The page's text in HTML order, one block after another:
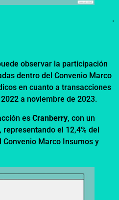
.
observar la participación
dentro del Convenio Marco
en cuanto a transacciones
a noviembre de 2023.
es Cranberry, con un
el 12,4% del
Marco Insumos y